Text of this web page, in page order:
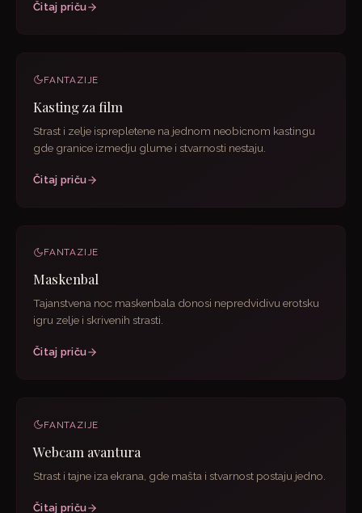
Čitaj priču
FANTAZIJE
Kasting za film
Strast i zelje isprepletene na jednom neobicnom kastingu
gde granice izmedju glume i stvarnosti nestaju.
Čitaj priču
FANTAZIJE
Maskenbal
Tajanstvena noc maskenbala donosi nepredvidivu erotsku
igru zelje i skrivenih strasti.
Čitaj priču
FANTAZIJE
Webcam avantura
Strast i tajne iza ekrana, gde mašta i stvarnost postaju jedno.
Čitaj priču